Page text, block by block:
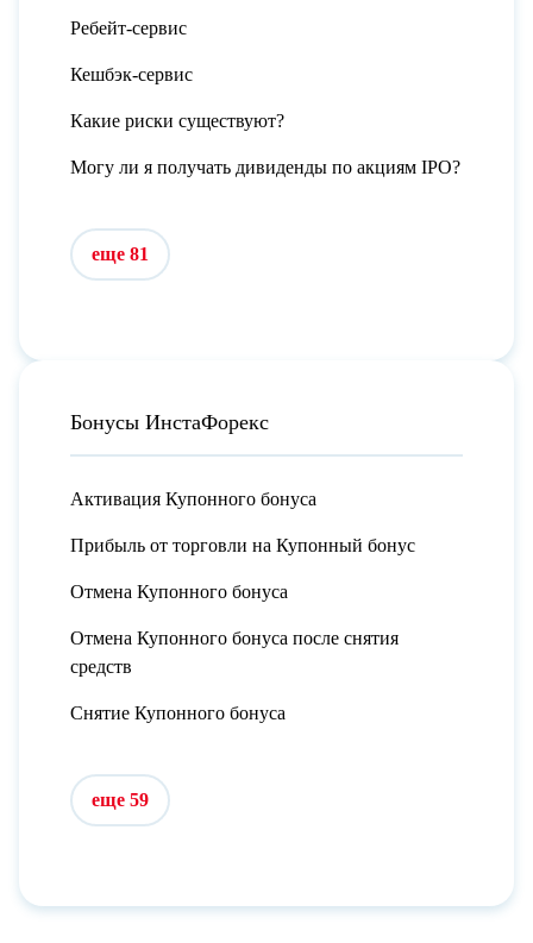
Ребейт-сервис
Кешбэк-сервис
Какие риски существуют?
Могу ли я получать дивиденды по акциям IPO?
еще 81
Бонусы ИнстаФорекс
Активация Купонного бонуса
Прибыль от торговли на Купонный бонус
Отмена Купонного бонуса
Отмена Купонного бонуса после снятия
средств
Снятие Купонного бонуса
еще 59